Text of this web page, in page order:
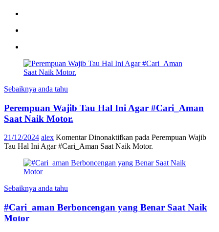
Sebaiknya anda tahu
Perempuan Wajib Tau Hal Ini Agar #Cari_Aman
Saat Naik Motor.
21/12/2024 alex Komentar Dinonaktifkan pada Perempuan Wajib
Tau Hal Ini Agar #Cari_Aman Saat Naik Motor.
Sebaiknya anda tahu
#Cari_aman Berboncengan yang Benar Saat Naik
Motor